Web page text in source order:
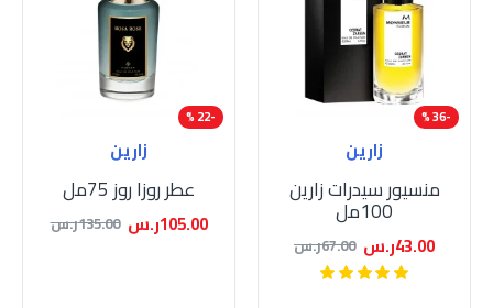
-36 %
زارين
منسيور سيدرات زارين
100مل
43.00ر.س 67.00ر.س
-22 %
زارين
عطر روزا روز 75مل
105.00ر.س 135.00ر.س